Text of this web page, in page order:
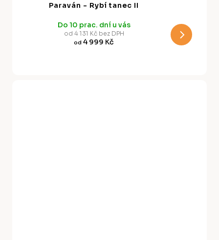
M
Paraván - Rybí tanec II
Do 10 prac. dní u vás
od 4 131 Kč bez DPH
od 4 999 Kč